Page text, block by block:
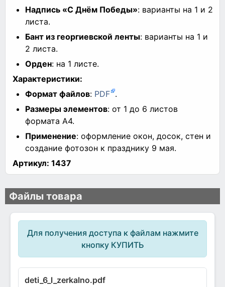
Надпись «С Днём Победы»: варианты на 1 и 2
листа.
Бант из георгиевской ленты: варианты на 1 и
2 листа.
Орден: на 1 листе.
Характеристики:
Формат файлов: PDF .
Размеры элементов: от 1 до 6 листов
формата А4.
Применение: оформление окон, досок, стен и
создание фотозон к празднику 9 мая.
Артикул: 1437
Файлы товара
Для получения доступа к файлам нажмите
кнопку КУПИТЬ
deti_6_l_zerkalno.pdf